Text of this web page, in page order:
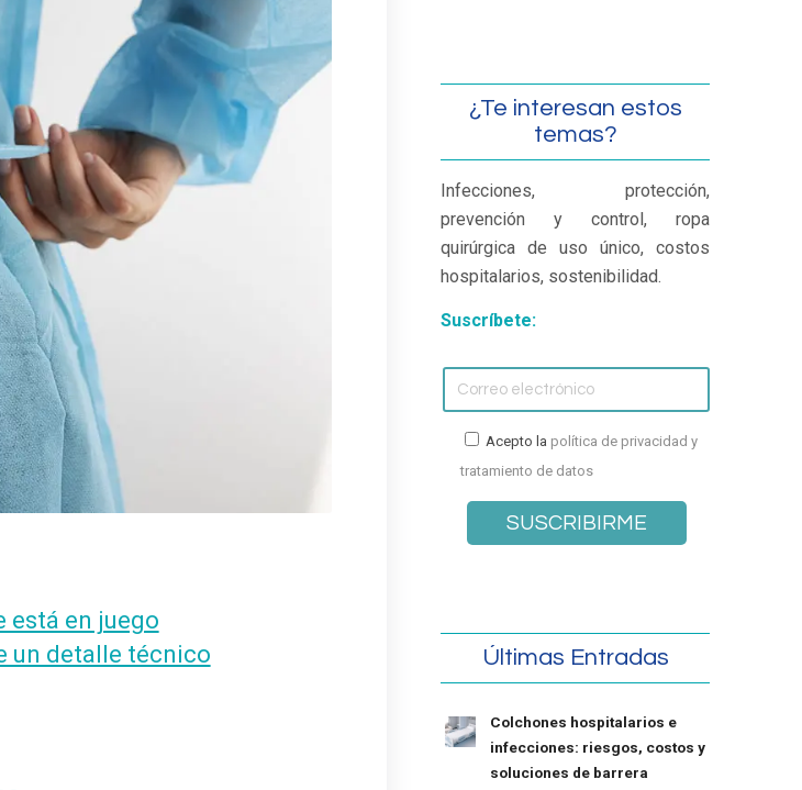
está en juego
un detalle técnico
¿Te interesan estos
temas?
Infecciones, protección,
prevención y control, ropa
quirúrgica de uso único, costos
hospitalarios, sostenibilidad.
Suscríbete:
Acepto la política de privacidad y
tratamiento de datos
Últimas Entradas
Colchones hospitalarios e
infecciones: riesgos, costos y
soluciones de barrera